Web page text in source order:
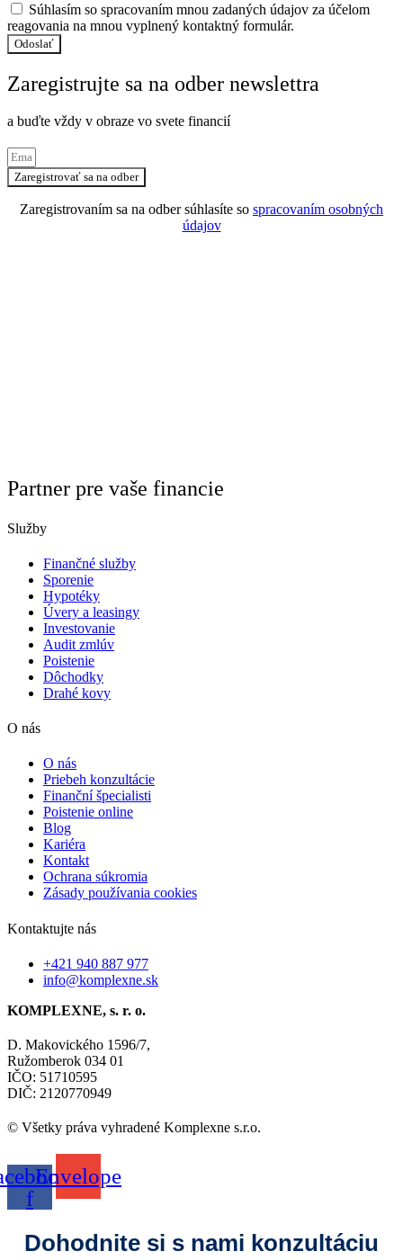
Súhlasím so spracovaním mnou zadaných údajov za účelom
reagovania na mnou vyplnený kontaktný formulár.
Odoslať
Zaregistrujte sa na odber newslettra
a buďte vždy v obraze vo svete financií
Zaregistrovať sa na odber
Zaregistrovaním sa na odber súhlasíte so spracovaním osobných
údajov
Partner pre vaše financie
Služby
Finančné služby
Sporenie
Hypotéky
Úvery a leasingy
Investovanie
Audit zmlúv
Poistenie
Dôchodky
Drahé kovy
O nás
O nás
Priebeh konzultácie
Finanční špecialisti
Poistenie online
Blog
Kariéra
Kontakt
Ochrana súkromia
Zásady používania cookies
Kontaktujte nás
+421 940 887 977
info@komplexne.sk
KOMPLEXNE, s. r. o.
D. Makovického 1596/7,
Ružomberok 034 01
IČO: 51710595
DIČ: 2120770949
© Všetky práva vyhradené Komplexne s.r.o.
f
Envelope
Dohodnite si s nami konzultáciu